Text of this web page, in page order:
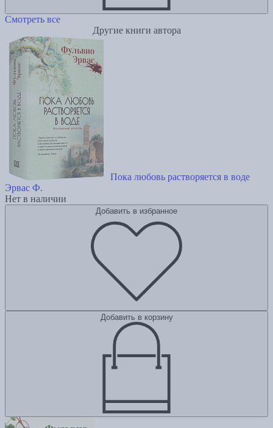
Смотреть все
Другие книги автора
Пока любовь растворяется в воде
Эрвас Ф.
Нет в наличии
Добавить в избранное
Добавить в корзину